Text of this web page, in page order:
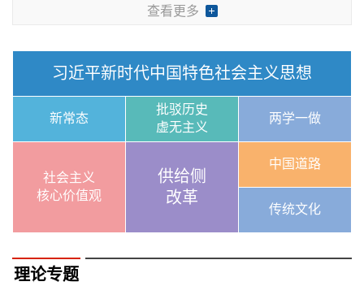
查看更多
习近平新时代中国特色社会主义思想
新常态
批驳历史
虚无主义
两学一做
社会主义
核心价值观
供给侧
改革
中国道路
传统文化
理论专题